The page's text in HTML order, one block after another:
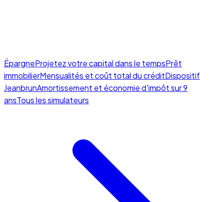
ÉpargneProjetez votre capital dans le tempsPrêt
immobilierMensualités et coût total du créditDispositif
JeanbrunAmortissement et économie d'impôt sur 9
ansTous les simulateurs